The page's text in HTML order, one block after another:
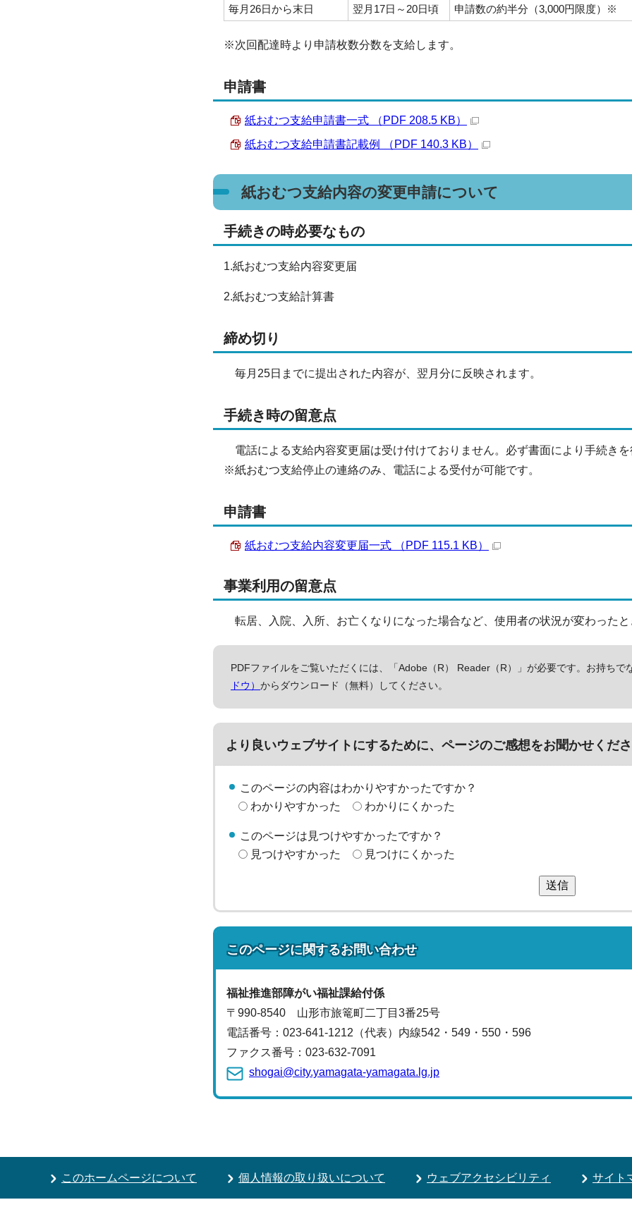
毎月26日から末日
翌月17日～20日頃 申請数の約半分（3,000円限度）※
※次回配達時より申請枚数分数を支給します。
申請書
紙おむつ支給申請書一式 （PDF 208.5 KB）
紙おむつ支給申請書記載例 （PDF 140.3 KB）
紙おむつ支給内容の変更申請について
手続きの時必要なもの
1.紙おむつ支給内容変更届
2.紙おむつ支給計算書
締め切り
毎月25日までに提出された内容が、翌月分に反映されます。
手続き時の留意点
電話による支給内容変更届は受け付けておりません。必ず書面により手続きを
※紙おむつ支給停止の連絡のみ、電話による受付が可能です。
申請書
紙おむつ支給内容変更届一式 （PDF 115.1 KB）
事業利用の留意点
転居、入院、入所、お亡くなりになった場合など、使用者の状況が変わったと
PDFファイルをご覧いただくには、「Adobe（R） Reader（R）」が必要です。お持ちで
ドウ） からダウンロード（無料）してください。
より良いウェブサイトにするために、ページのご感想をお聞かせくださ
このページの内容はわかりやすかったですか？
わかりやすかった
わかりにくかった
このページは見つけやすかったですか？
見つけやすかった
見つけにくかった
送信
このページに関するお問い合わせ
福祉推進部障がい福祉課給付係
〒990-8540 山形市旅篭町二丁目3番25号
電話番号： 023-641-1212（代表） 内線542・549・550・596
ファクス番号：023-632-7091
shogai@city.yamagata-yamagata.lg.jp
このホームページについて 個人情報の取り扱いについて ウェブアクセシビリティ サイト